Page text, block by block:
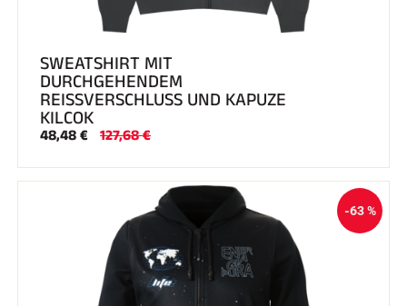
SWEATSHIRT MIT
DURCHGEHENDEM
REISSVERSCHLUSS UND KAPUZE
KILCOK
48,48 € 127,68 €
-63 %